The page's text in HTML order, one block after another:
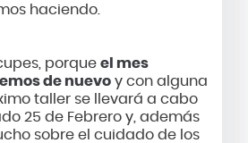
haciendo.
porque el mes
de nuevoy con alguna
taller se llevará a cabo
25 de Febrero y, además
sobre el cuidado de los